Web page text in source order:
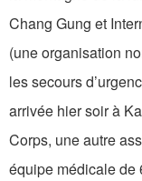
Chang Gung et
(une organisation
les secours
arrivée hier soir à
Corps, une autre
équipe médicale de